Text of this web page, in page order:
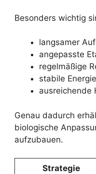
Besonders wichtig
langsamer
angepasste
regelmäßige
stabile
ausreichende
Genau dadurch
biologische
aufzubauen.
Strategie